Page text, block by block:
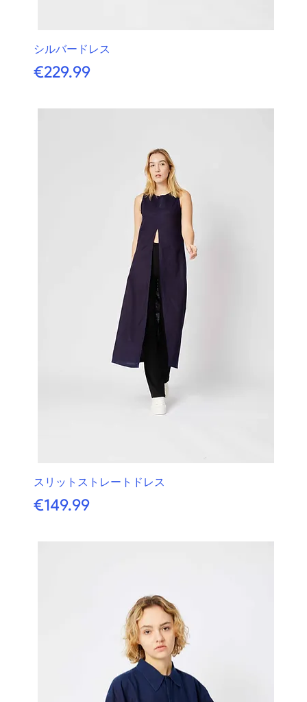
シルバードレス
価格
€229.99
スリットストレートドレス
価格
€149.99